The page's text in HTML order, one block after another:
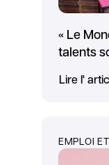
« Le
talents
Lire l'
EMPLOI